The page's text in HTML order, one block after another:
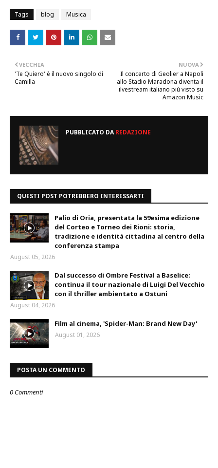
Tags blog Musica
NUOVA
Il concerto di Geolier a Napoli
allo Stadio Maradona diventa il
ilvestream italiano più visto su
Amazon Music
VECCHIA
'Te Quiero' è il nuovo singolo di
Camilla
PUBBLICATO DAREDAZIONE
QUESTI POST POTREBBERO INTERESSARTI
Palio di Oria, presentata la 59esima edizione
del Corteo e Torneo dei Rioni: storia,
tradizione e identità cittadina al centro della
conferenza stampa
August 05, 2026
Dal successo di Ombre Festival a Baselice:
continua il tour nazionale di Luigi Del Vecchio
con il thriller ambientato a Ostuni
August 04, 2026
Film al cinema, 'Spider-Man: Brand New Day'
August 01, 2026
POSTA UN COMMENTO
0 Commenti